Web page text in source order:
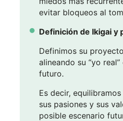
evitar bloqueos al
Definición de Ikigai y
Definimos su
alineando su “yo
futuro.
Es decir,
sus pasiones y sus
posible escenario